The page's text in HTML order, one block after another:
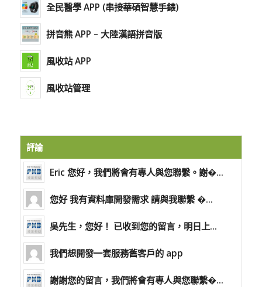
全民醫學 APP (串接華碩智慧手錶)
拼音熊 APP – 大陸漢語拼音版
風收站 APP
風收站管理
評論
Eric 您好，我們將會有專人與您聯繫。謝�...
您好 我有資料庫開發需求 請與我聯繫 �...
吳先生，您好！ 已收到您的留言，明日上...
我們想開發一套服務舊客戶的 app
謝謝您的留言，我們將會有專人與您聯繫�...